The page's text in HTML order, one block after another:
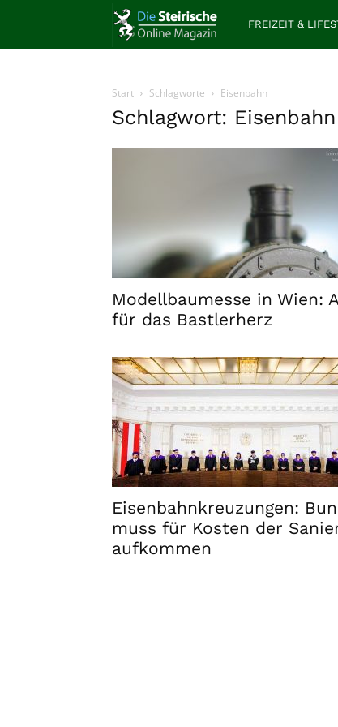
DieFREIZEIT &
Start Schlagworte Eisenbahn
Schlagwort: Eisenbahn
Modellbaumesse in Wien:
für das Bastlerherz
Eisenbahnkreuzungen:
muss für Kosten der
aufkommen